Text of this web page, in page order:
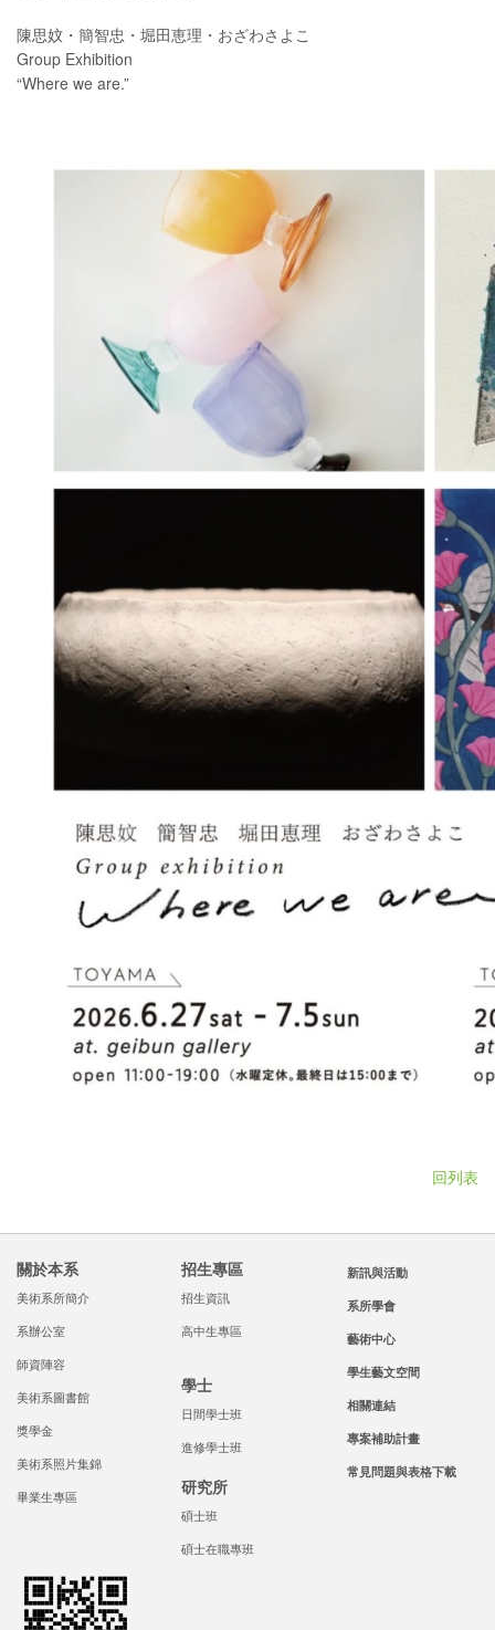
陳思妏・簡智忠・堀田恵理・おざわさよこ
Group Exhibition
“Where we are.”
回列表
關於本系
美術系所簡介
系辦公室
師資陣容
美術系圖書館
獎學金
美術系照片集錦
畢業生專區
招生專區
招生資訊
高中生專區
學士
日間學士班
進修學士班
研究所
碩士班
碩士在職專班
新訊與活動
系所學會
藝術中心
學生藝文空間
相關連結
專案補助計畫
常見問題與表格下載